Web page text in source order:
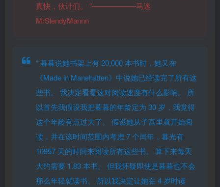
真快，伙计们。 ”——————马迷
MrSlendyMannn
“暮暮说她书架上有 20,000 本书时，她又在
《Made in Manehatten》中说她已经读完了所有这
些书。 我决定看看这对阅读速度有什么影响。 所
以首先我假设我把暮暮的年龄定为 30 岁，我觉得
这个年龄有点过大了。 假设她从子宫里就开始阅
读，并在该时间范围内考虑 7 个闰年，暮光有
10957 天的时间来阅读所有这些书。 算下来每天
大约需要 1.83 本书。 但我怀疑即使是暮暮也不会
那么年轻就读书。 所以我决定让她在 4 岁时读